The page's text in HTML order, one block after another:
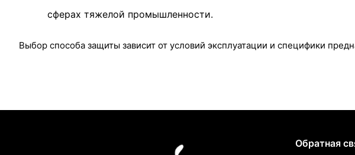
сферах тяжелой промышленности.
Выбор способа защиты зависит от условий эксплуатации и специфики
Обратная